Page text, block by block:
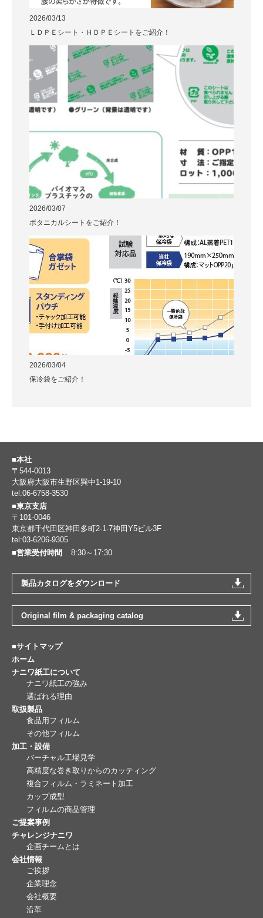
2026/03/13
ＬＤＰＥシート・ＨＤＰＥシートをご紹介！
2026/03/07
ボタニカルシートをご紹介！
2026/03/04
保冷袋をご紹介！
■本社
〒544-0013
大阪府大阪市生野区巽中1-19-10
tel:06-6758-3530
■東京支店
〒101-0046
東京都千代田区神田多町2-1-7神田Y5ビル3F
tel:03-6206-9305
■営業受付時間
8:30～17:30
製品カタログをダウンロード
Original film & packaging catalog
■サイトマップ
ホーム
ナニワ紙工について
ナニワ紙工の強み
選ばれる理由
取扱製品
食品用フィルム
その他フィルム
加工・設備
バーチャル工場見学
高精度な巻き取りからのカッティング
複合フィルム・ラミネート加工
カップ成型
フィルムの商品管理
ご提案事例
チャレンジナニワ
企画チームとは
会社情報
ご挨拶
企業理念
会社概要
沿革